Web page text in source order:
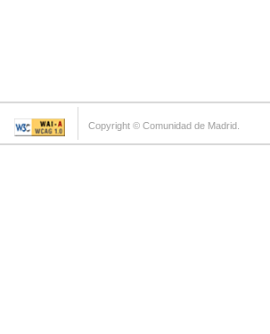
Copyright © Comunidad de Madrid.